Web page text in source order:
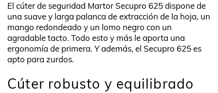
El cúter de seguridad Martor Secupro 625 dispone de
una suave y larga palanca de extracción de la hoja, un
mango redondeado y un lomo negro con un
agradable tacto. Todo esto y más le aporta una
ergonomía de primera. Y además, el Secupro 625 es
apto para zurdos.
Cúter robusto y equilibrado